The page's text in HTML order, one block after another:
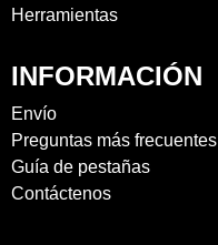
Herramientas
INFORMACIÓN
Envío
Preguntas más frecuentes
Guía de pestañas
Contáctenos